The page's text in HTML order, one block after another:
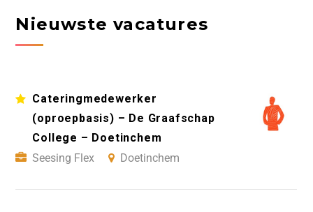
Nieuwste vacatures
Cateringmedewerker
(oproepbasis) – De Graafschap
College – Doetinchem
Seesing Flex
Doetinchem